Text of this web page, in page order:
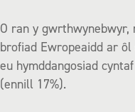
O ran y gwrthwynebwyr,
brofiad Ewropeaidd ar ôl
eu hymddangosiad
(ennill 17%).